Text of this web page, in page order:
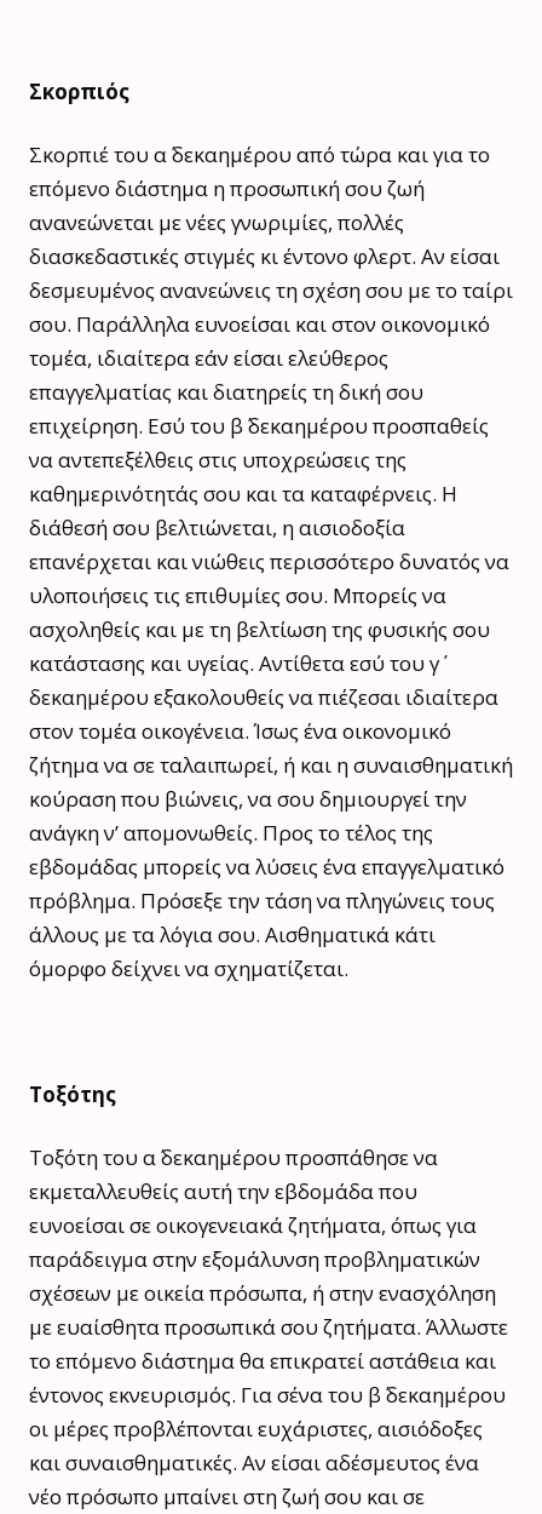
Σκορπιός
Σκορπιέ του α΄ δεκαημέρου από τώρα και για το
επόμενο διάστημα η προσωπική σου ζωή
ανανεώνεται με νέες γνωριμίες, πολλές
διασκεδαστικές στιγμές κι έντονο φλερτ. Αν είσαι
δεσμευμένος ανανεώνεις τη σχέση σου με το ταίρι
σου. Παράλληλα ευνοείσαι και στον οικονομικό
τομέα, ιδιαίτερα εάν είσαι ελεύθερος
επαγγελματίας και διατηρείς τη δική σου
επιχείρηση. Εσύ του β΄ δεκαημέρου προσπαθείς
να αντεπεξέλθεις στις υποχρεώσεις της
καθημερινότητάς σου και τα καταφέρνεις. Η
διάθεσή σου βελτιώνεται, η αισιοδοξία
επανέρχεται και νιώθεις περισσότερο δυνατός να
υλοποιήσεις τις επιθυμίες σου. Μπορείς να
ασχοληθείς και με τη βελτίωση της φυσικής σου
κατάστασης και υγείας. Αντίθετα εσύ του γ΄
δεκαημέρου εξακολουθείς να πιέζεσαι ιδιαίτερα
στον τομέα οικογένεια. Ίσως ένα οικονομικό
ζήτημα να σε ταλαιπωρεί, ή και η συναισθηματική
κούραση που βιώνεις, να σου δημιουργεί την
ανάγκη ν’ απομονωθείς. Προς το τέλος της
εβδομάδας μπορείς να λύσεις ένα επαγγελματικό
πρόβλημα. Πρόσεξε την τάση να πληγώνεις τους
άλλους με τα λόγια σου. Αισθηματικά κάτι
όμορφο δείχνει να σχηματίζεται.
Τοξότης
Τοξότη του α΄ δεκαημέρου προσπάθησε να
εκμεταλλευθείς αυτή την εβδομάδα που
ευνοείσαι σε οικογενειακά ζητήματα, όπως για
παράδειγμα στην εξομάλυνση προβληματικών
σχέσεων με οικεία πρόσωπα, ή στην ενασχόληση
με ευαίσθητα προσωπικά σου ζητήματα. Άλλωστε
το επόμενο διάστημα θα επικρατεί αστάθεια και
έντονος εκνευρισμός. Για σένα του β΄ δεκαημέρου
οι μέρες προβλέπονται ευχάριστες, αισιόδοξες
και συναισθηματικές. Αν είσαι αδέσμευτος ένα
νέο πρόσωπο μπαίνει στη ζωή σου και σε